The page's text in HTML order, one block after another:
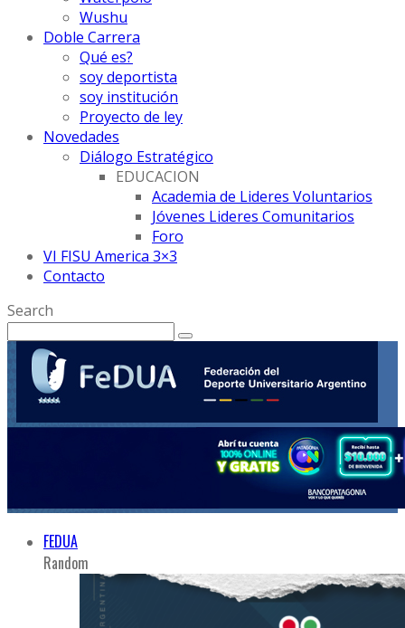
Wushu
Doble Carrera
Qué es?
soy deportista
soy institución
Proyecto de ley
Novedades
Diálogo Estratégico
EDUCACION
Academia de Lideres Voluntarios
Jóvenes Lideres Comunitarios
Foro
VI FISU America 3×3
Contacto
Search
FEDUA
Random